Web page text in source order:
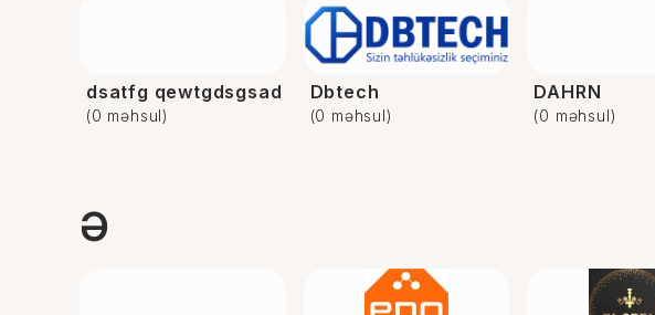
dsatfg qewtgdsgsad
(0 məhsul)
Dbtech
(0 məhsul)
DAHRN
(0 məhsul)
Ə